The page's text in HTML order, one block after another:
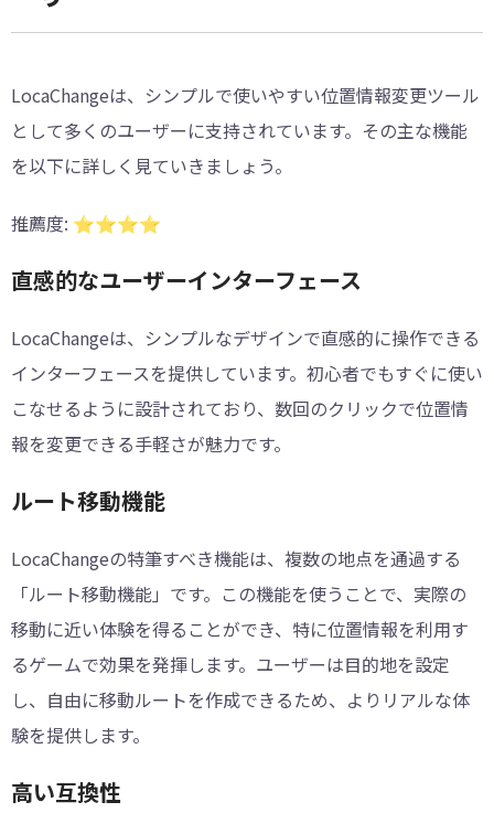
LocaChangeは、シンプルで使いやすい位置情報変更ツール
として多くのユーザーに支持されています。その主な機能
を以下に詳しく見ていきましょう。
推薦度: ⭐️⭐️⭐️⭐️
直感的なユーザーインターフェース
LocaChangeは、シンプルなデザインで直感的に操作できる
インターフェースを提供しています。初心者でもすぐに使い
こなせるように設計されており、数回のクリックで位置情
報を変更できる手軽さが魅力です。
ルート移動機能
LocaChangeの特筆すべき機能は、複数の地点を通過する
「ルート移動機能」です。この機能を使うことで、実際の
移動に近い体験を得ることができ、特に位置情報を利用す
るゲームで効果を発揮します。ユーザーは目的地を設定
し、自由に移動ルートを作成できるため、よりリアルな体
験を提供します。
高い互換性